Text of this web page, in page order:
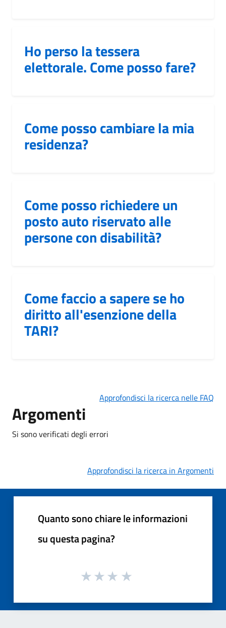
Ho perso la tessera
elettorale. Come posso fare?
Come posso cambiare la mia
residenza?
Come posso richiedere un
posto auto riservato alle
persone con disabilità?
Come faccio a sapere se ho
diritto all'esenzione della
TARI?
Approfondisci la ricerca nelle FAQ
Argomenti
Si sono verificati degli errori
Approfondisci la ricerca in Argomenti
Quanto sono chiare le informazioni
su questa pagina?